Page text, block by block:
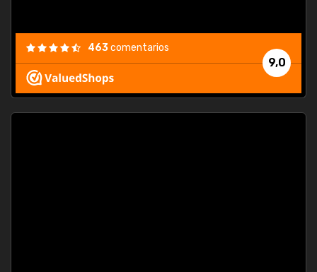
9,0
463comentarios